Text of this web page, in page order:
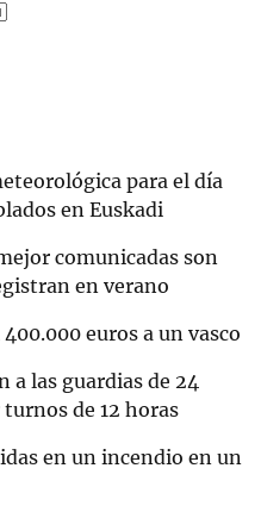
para el día
en Euskadi
comunicadas son
en verano
euros a un vasco
a las guardias de 24
de 12 horas
en un incendio en un